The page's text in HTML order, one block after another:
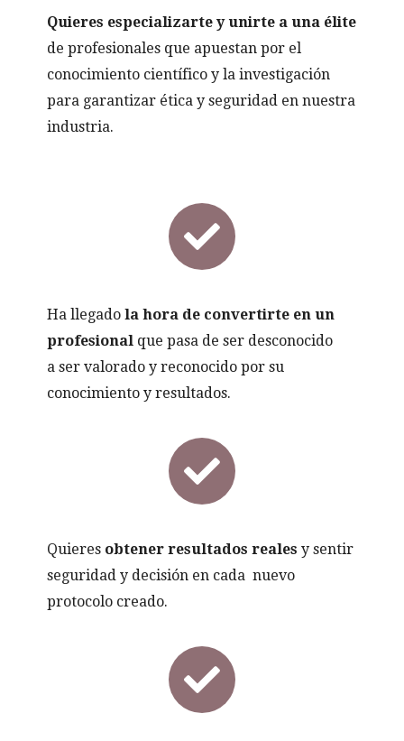
Quieres especializarte y unirte a una élite
de profesionales que apuestan por el
conocimiento científico y la investigación
para garantizar ética y seguridad en nuestra
industria.
Ha llegadola hora de convertirte en un
profesional que pasa de ser desconocido
a ser valorado y reconocido por su
conocimiento y resultados.
Quieres obtener resultados reales y sentir
seguridad y decisión en cada nuevo
protocolo creado.